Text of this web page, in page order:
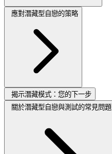
應對潛藏型自戀的策略
揭示潛藏模式：您的下一步
關於潛藏型自戀與測試的常見問題